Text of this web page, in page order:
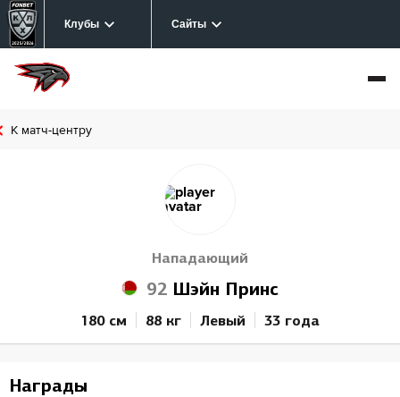
Клубы Сайты
К матч-центру
Нападающий
92 Шэйн Принс
180 см 88 кг Левый 33 года
Награды